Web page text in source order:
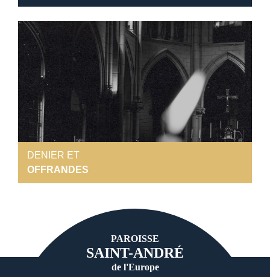
DENIER ET
OFFRANDES
PAROISSE
SAINT-ANDRÉ
de l'Europe